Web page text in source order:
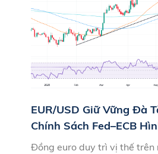
EUR/USD Giữ Vững Đà
Chính Sách Fed–ECB
Đồng euro duy trì vị thế trên